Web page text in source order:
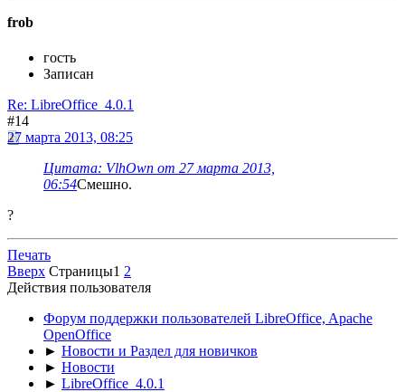
frob
гость
Записан
Re: LibreOffice_4.0.1
#14
27 марта 2013, 08:25
Цитата: VlhOwn от 27 марта 2013,
06:54Смешно.
?
Печать
Вверх Страницы1 2
Действия пользователя
Форум поддержки пользователей LibreOffice, Apache
OpenOffice
► Новости и Раздел для новичков
► Новости
► LibreOffice_4.0.1